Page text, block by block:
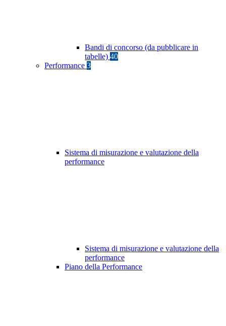
Bandi di concorso (da pubblicare in
tabelle) 40
Performance 3
Sistema di misurazione e valutazione della
performance
Sistema di misurazione e valutazione della
performance
Piano della Performance